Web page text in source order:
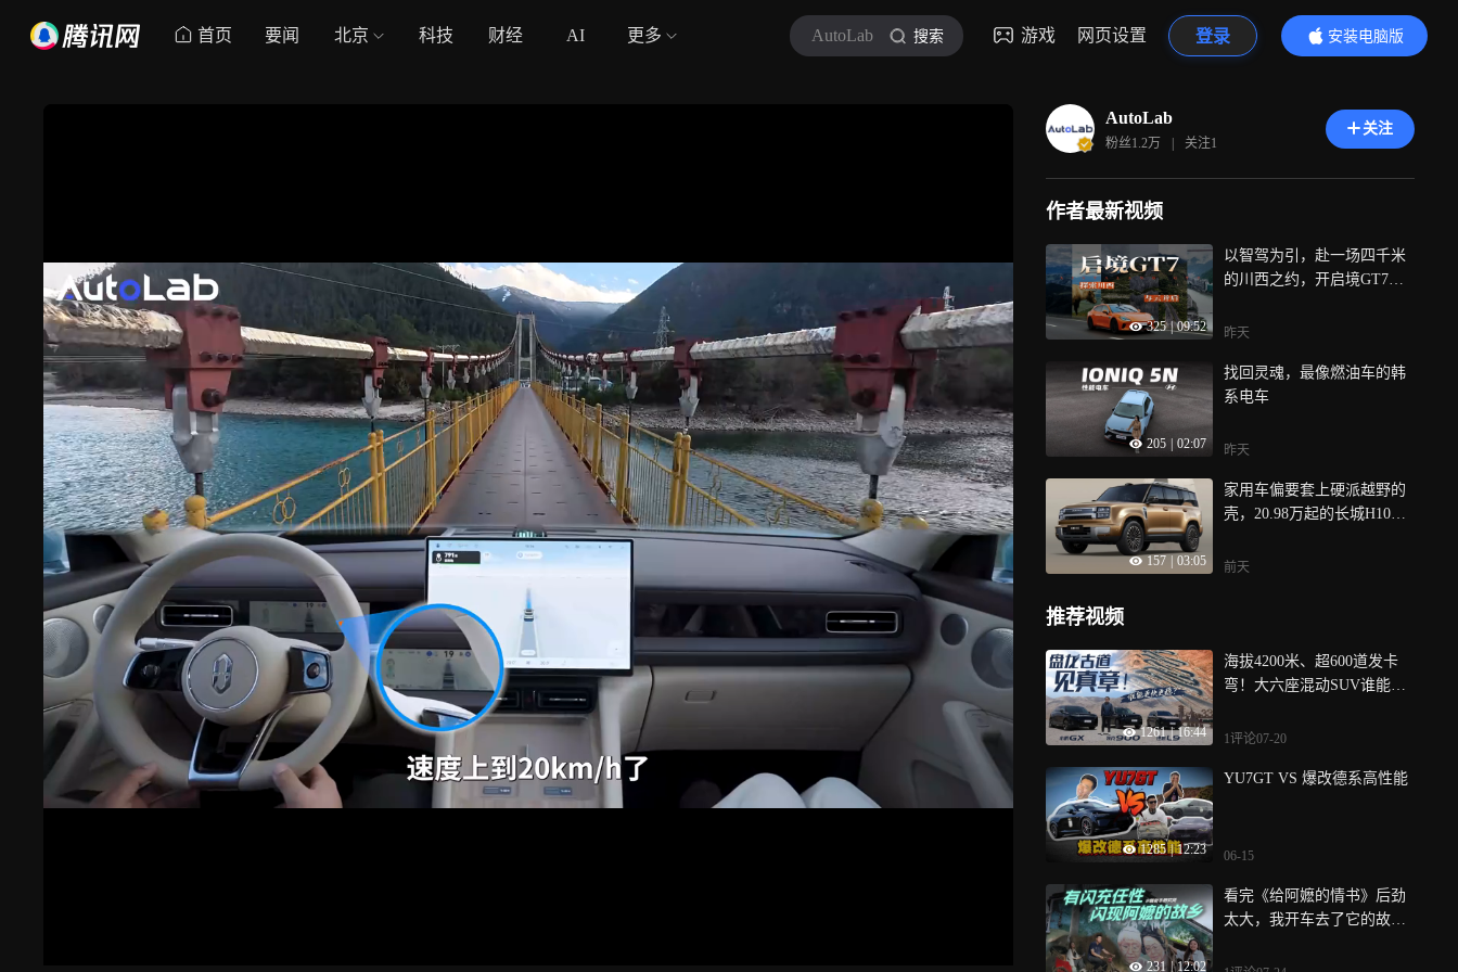
首页 要闻 北京 科技 财经 AI 更多 AutoLab 搜索 游戏 网页设置 登录
安装电脑版
内容更精彩
AutoLab
粉丝1.2万 | 关注1
关注
作者最新视频
325 | 09:52
以智驾为引，赴一场四千米
的川西之约，开启境GT7探
昨天
205 02:07
找回灵魂，最像燃油车的韩
系电车
昨天
157 03:05
家用车偏要套上硬派越野的
壳，20.98万起的长城H10正
前天
推荐视频
1261 | 16:44
海拔4200米、超600道发卡
弯！大六座混动SUV谁能更
1评论07-20
1285 | 12:23
YU7GT VS 爆改德系高性能
06-15
231 | 12:02
看完《给阿嬷的情书》后劲
太大，我开车去了它的故事